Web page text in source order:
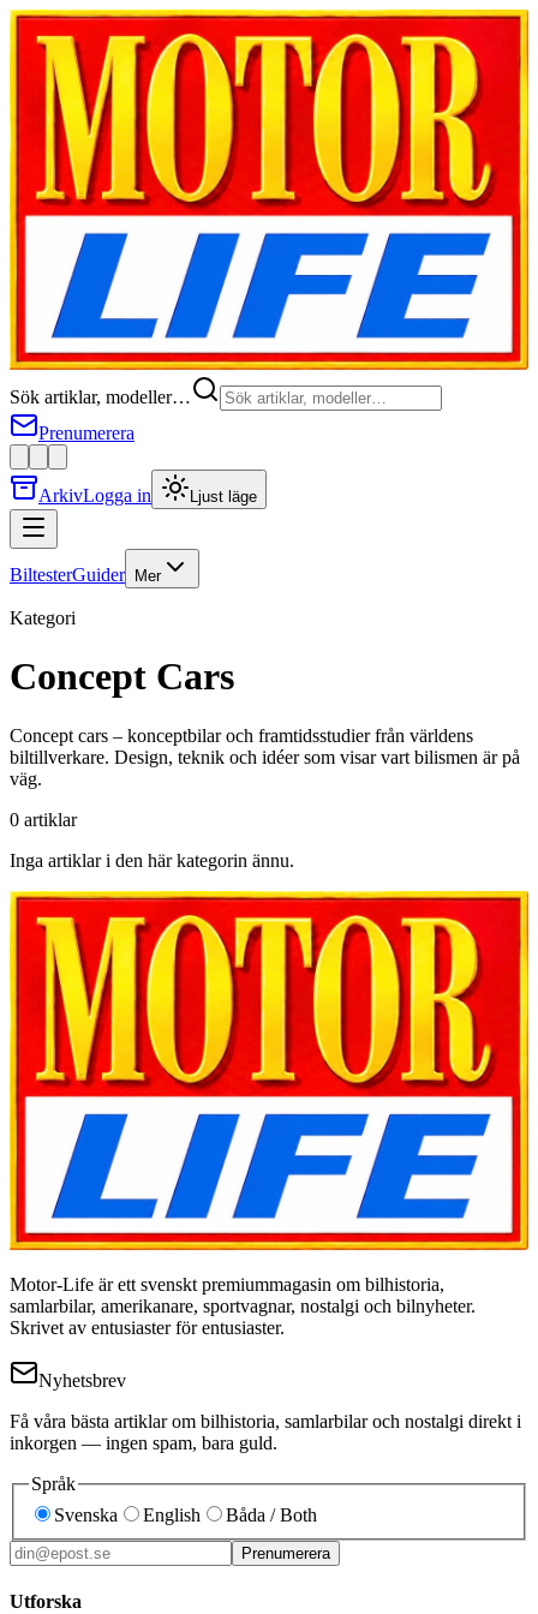
Sök artiklar, modeller…
Prenumerera
ArkivLogga in Ljust läge
BiltesterGuider Mer
Kategori
Concept Cars
Concept cars – konceptbilar och framtidsstudier från världens
biltillverkare. Design, teknik och idéer som visar vart bilismen är på
väg.
0 artiklar
Inga artiklar i den här kategorin ännu.
Motor-Life är ett svenskt premiummagasin om bilhistoria,
samlarbilar, amerikanare, sportvagnar, nostalgi och bilnyheter.
Skrivet av entusiaster för entusiaster.
Nyhetsbrev
Få våra bästa artiklar om bilhistoria, samlarbilar och nostalgi direkt i
inkorgen — ingen spam, bara guld.
Språk
Svenska
English Båda / Both
Prenumerera
Utforska